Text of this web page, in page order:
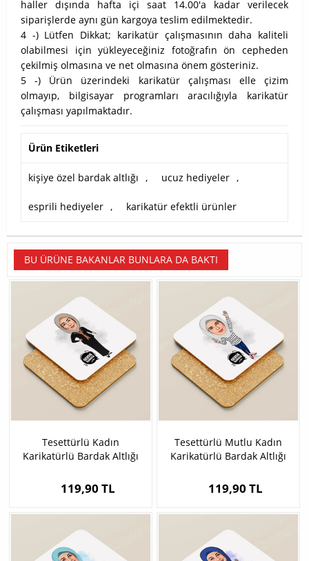
haller dışında hafta içi saat 14.00'a kadar verilecek
siparişlerde aynı gün kargoya teslim edilmektedir.
4 -) Lütfen Dikkat; karikatür çalışmasının daha kaliteli
olabilmesi için yükleyeceğiniz fotoğrafın ön cepheden
çekilmiş olmasına ve net olmasına önem gösteriniz.
5 -) Ürün üzerindeki karikatür çalışması elle çizim
olmayıp, bilgisayar programları aracılığıyla karikatür
çalışması yapılmaktadır.
Ürün Etiketleri
kişiye özel bardak altlığı , ucuz hediyeler ,
esprili hediyeler , karikatür efektli ürünler
BU ÜRÜNE BAKANLAR BUNLARA DA BAKTI
Tesettürlü Kadın
Karikatürlü Bardak Altlığı
119,90 TL
Tesettürlü Mutlu Kadın
Karikatürlü Bardak Altlığı
119,90 TL